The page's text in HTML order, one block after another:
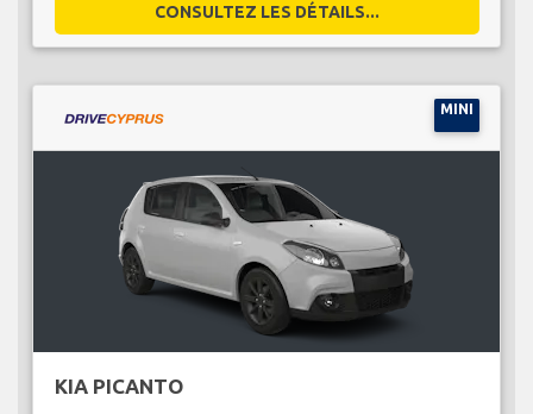
CONSULTEZ LES DÉTAILS...
MINI
KIA PICANTO